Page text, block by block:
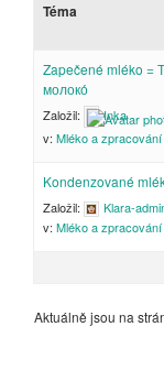
Téma
Zapečené mléko =
молоко́
Založil:
Inka
v: Mléko a
Kondenzované
Založil:
Klara-
v: Mléko a
Aktuálně jsou na